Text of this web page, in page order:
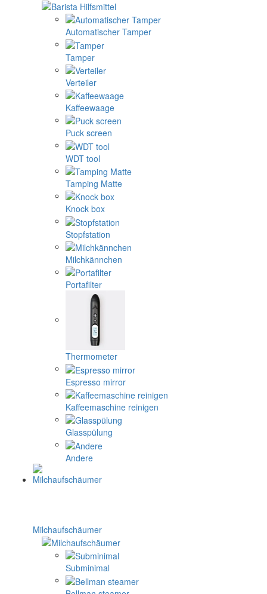
Automatischer Tamper
Tamper
Verteiler
Kaffeewaage
Puck screen
WDT tool
Tamping Matte
Knock box
Stopfstation
Milchkännchen
Portafilter
Thermometer
Espresso mirror
Kaffeemaschine reinigen
Glasspülung
Andere
Milchaufschäumer
Subminimal